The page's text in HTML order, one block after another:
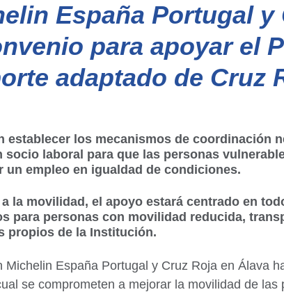
España Portugal y
para apoyar el
adaptado de Cruz
establecer los mecanismos de coordinación
socio laboral para que las personas
un empleo en igualdad de condiciones.
la movilidad, el apoyo estará centrado en
para personas con movilidad reducida,
propios de la Institución.
Michelin España Portugal y Cruz Roja en Álava
se comprometen a mejorar la movilidad de las